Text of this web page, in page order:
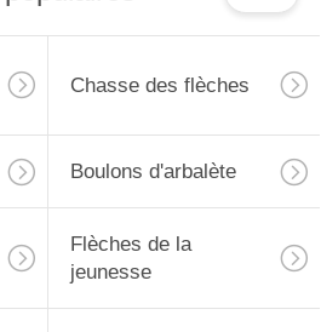
Chasse des flèches
Boulons d'arbalète
Flèches de la
jeunesse